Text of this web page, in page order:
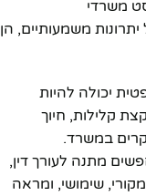
משרדי
משמעותיים, הן
יכולה להיות
קלילות, חיוך
במשרד.
מתנה לעורך דין,
שימושי, ומראה